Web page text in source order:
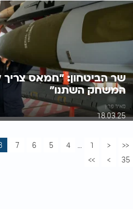
שר הביטחון: "חמאס צריך
המשחק השתנו"
מאיר פרץ
18.03.25
<<
<
1
...
4
5
6
7
35
>
>>